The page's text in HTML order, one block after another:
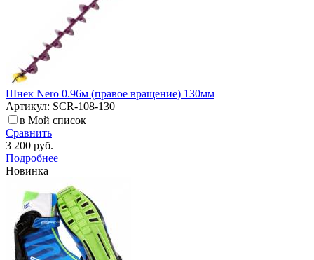
Шнек Nero 0.96м (правое вращение) 130мм
Артикул: SCR-108-130
в Мой список
Сравнить
3 200 руб.
Подробнее
Новинка